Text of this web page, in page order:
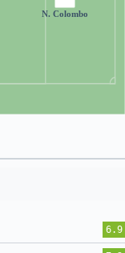
N. Colombo
6.9